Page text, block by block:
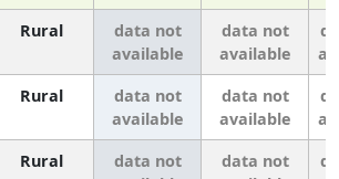
Rural
data not
available
data not
available
Rural
data not
available
data not
available
Rural
data not
data not